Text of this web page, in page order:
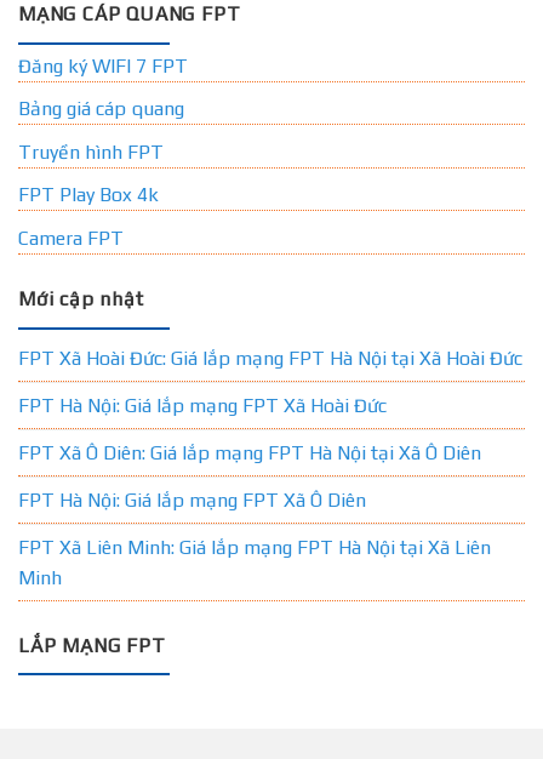
MẠNG CÁP QUANG FPT
Đăng ký WIFI 7 FPT
Bảng giá cáp quang
Truyền hình FPT
FPT Play Box 4k
Camera FPT
Mới cập nhật
FPT Xã Hoài Đức: Giá lắp mạng FPT Hà Nội tại Xã Hoài Đức
FPT Hà Nội: Giá lắp mạng FPT Xã Hoài Đức
FPT Xã Ô Diên: Giá lắp mạng FPT Hà Nội tại Xã Ô Diên
FPT Hà Nội: Giá lắp mạng FPT Xã Ô Diên
FPT Xã Liên Minh: Giá lắp mạng FPT Hà Nội tại Xã Liên
Minh
LẮP MẠNG FPT